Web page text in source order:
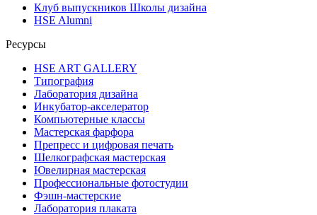
Клуб выпускников Школы дизайна
HSE Alumni
Ресурсы
HSE ART GALLERY
Типография
Лаборатория дизайна
Инкубатор-акселератор
Компьютерные классы
Мастерская фарфора
Препресс и цифровая печать
Шелкографская мастерская
Ювелирная мастерская
Профессиональные фотостудии
Фэшн-мастерские
Лаборатория плаката